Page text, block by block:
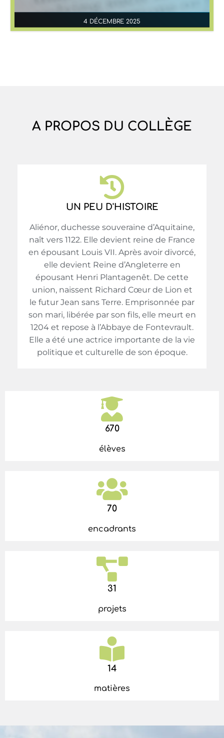
4 DÉCEMBRE 2025
A PROPOS DU COLLÈGE
UN PEU D'HISTOIRE
Aliénor, duchesse souveraine d’Aquitaine,
naît vers 1122. Elle devient reine de France
en épousant Louis VII. Après avoir divorcé,
elle devient Reine d’Angleterre en
épousant Henri Plantagenêt. De cette
union, naissent Richard Cœur de Lion et
le futur Jean sans Terre. Emprisonnée par
son mari, libérée par son fils, elle meurt en
1204 et repose à l’Abbaye de Fontevrault.
Elle a été une actrice importante de la vie
politique et culturelle de son époque.
670
élèves
70
encadrants
31
projets
14
matières